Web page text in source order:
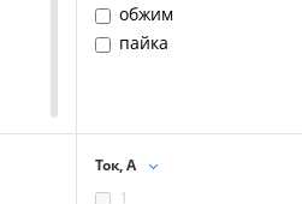
обжим
пайка
Ток, А
1